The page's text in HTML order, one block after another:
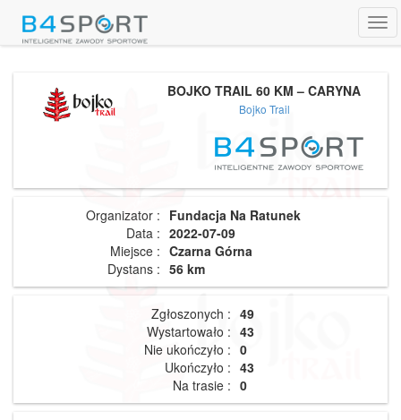
BOJKO TRAIL 60 KM – CARYNA
Bojko Trail
Organizator : Fundacja Na Ratunek
Data : 2022-07-09
Miejsce : Czarna Górna
Dystans : 56 km
Zgłoszonych : 49
Wystartowało : 43
Nie ukończyło : 0
Ukończyło : 43
Na trasie : 0